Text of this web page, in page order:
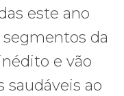
este ano
da
e vão
saudáveis ao